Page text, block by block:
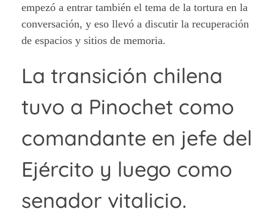
empezó a entrar también el tema de la tortura en la
conversación, y eso llevó a discutir la recuperación
de espacios y sitios de memoria.
La transición chilena
tuvo a Pinochet como
comandante en jefe del
Ejército y luego como
senador vitalicio.